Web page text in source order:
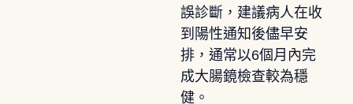
誤診斷，建議病人在收
到陽性通知後儘早安
排，通常以6個月內完
成大腸鏡檢查較為穩
健。